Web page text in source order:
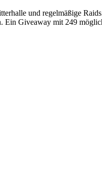
und regelmäßige
Giveaway mit 249